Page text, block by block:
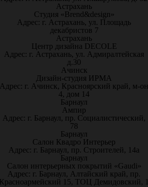
Астрахань
Студия «Brend&design»
Адрес: г. Астрахань, ул. Площадь
декабристов 7
Астрахань
Центр дизайна DECOLE
Адрес: г. Астрахань, ул. Адмиралтейская
д.30
Ачинск
Дизайн-студия ИРМА
Адрес: г. Ачинск, Красноярский край, м-он
4, дом 14
Барнаул
Ампир
Адрес: г. Барнаул, пр. Социалистический,
78
Барнаул
Салон Квадро Интерьер
Адрес: г. Барнаул, пр. Строителей, 14а
Барнаул
Салон интерьерных покрытий «Gaudi»
Адрес: г. Барнаул, Алтайский край, пр.
15, ТОЦ Демидовский, 1